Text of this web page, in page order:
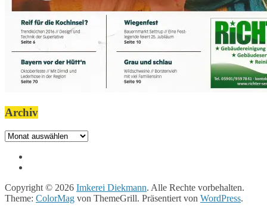
Archiv
Archiv
Copyright © 2026 Imkerei Diekmann. Alle Rechte vorbehalten.
Theme: ColorMag von ThemeGrill. Präsentiert von WordPress.